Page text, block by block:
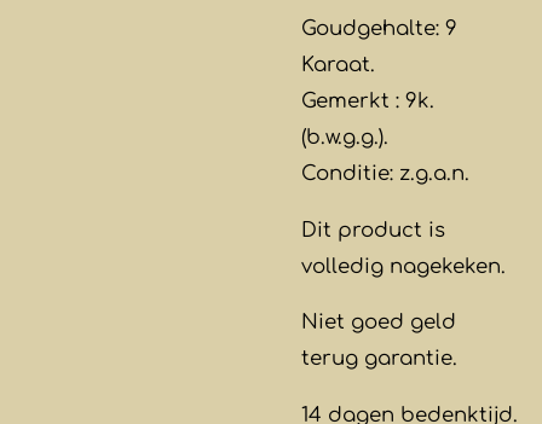
Goudgehalte: 9
Karaat.
Gemerkt : 9k.
(b.w.g.g.).
Conditie: z.g.a.n.
Dit product is
volledig nagekeken.
Niet goed geld
terug garantie.
14 dagen bedenktijd.